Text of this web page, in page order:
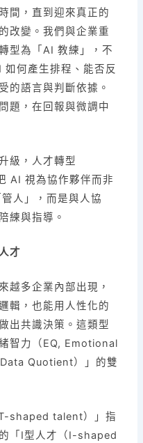
間，直到迎來真正的
改變。我們與企業重
型為「AI 教練」，不
如何產生排程、能否反
的語言與判斷依據。
題，在回報與微調中
級，人才轉型
AI 視為協作夥伴而非
人」，而是與人協
練與指導。
才
越多企業內部出現，
輯，也能用人性化的
出共識決策。這類型
智力（EQ, Emotional
Quotient）」的雙
shaped talent）」指
「I型人才（I-shaped